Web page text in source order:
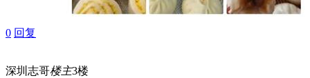
0 回复
深圳志哥楼主3楼